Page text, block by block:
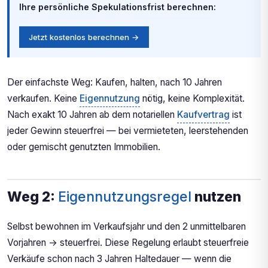
Ihre persönliche Spekulationsfrist berechnen:
Jetzt kostenlos berechnen →
Der einfachste Weg: Kaufen, halten, nach 10 Jahren
verkaufen. Keine Eigennutzung nötig, keine Komplexität.
Nach exakt 10 Jahren ab dem notariellen Kaufvertrag ist
jeder Gewinn steuerfrei — bei vermieteten, leerstehenden
oder gemischt genutzten Immobilien.
Weg 2: Eigennutzungsregel nutzen
Selbst bewohnen im Verkaufsjahr und den 2 unmittelbaren
Vorjahren → steuerfrei. Diese Regelung erlaubt steuerfreie
Verkäufe schon nach 3 Jahren Haltedauer — wenn die